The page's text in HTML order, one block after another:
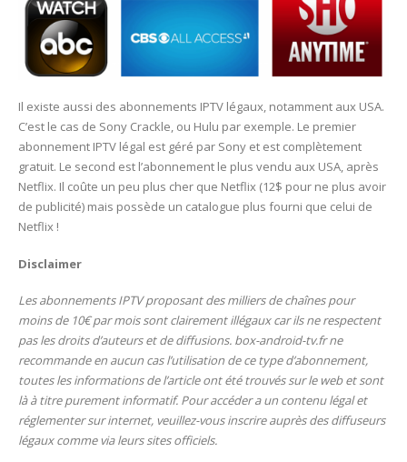
Il existe aussi des abonnements IPTV légaux, notamment aux USA.
C’est le cas de Sony Crackle, ou Hulu par exemple. Le premier
abonnement IPTV légal est géré par Sony et est complètement
gratuit. Le second est l’abonnement le plus vendu aux USA, après
Netflix. Il coûte un peu plus cher que Netflix (12$ pour ne plus avoir
de publicité) mais possède un catalogue plus fourni que celui de
Netflix !
Disclaimer
Les abonnements IPTV proposant des milliers de chaînes pour
moins de 10€ par mois sont clairement illégaux car ils ne respectent
pas les droits d’auteurs et de diffusions. box-android-tv.fr ne
recommande en aucun cas l’utilisation de ce type d’abonnement,
toutes les informations de l’article ont été trouvés sur le web et sont
là à titre purement informatif. Pour accéder a un contenu légal et
réglementer sur internet, veuillez-vous inscrire auprès des diffuseurs
légaux comme via leurs sites officiels.